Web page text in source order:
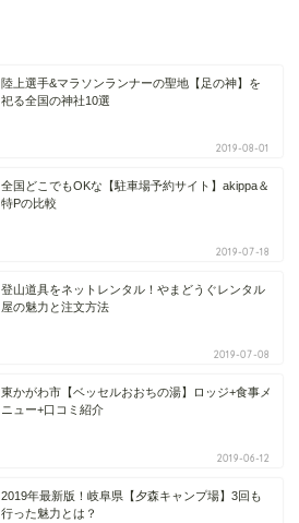
陸上選手&マラソンランナーの聖地【足の神】を
祀る全国の神社10選
2019-08-01
全国どこでもOKな【駐車場予約サイト】akippa＆
特Pの比較
2019-07-18
登山道具をネットレンタル！やまどうぐレンタル
屋の魅力と注文方法
2019-07-08
東かがわ市【ベッセルおおちの湯】ロッジ+食事メ
ニュー+口コミ紹介
2019-06-12
2019年最新版！岐阜県【夕森キャンプ場】3回も
行った魅力とは？